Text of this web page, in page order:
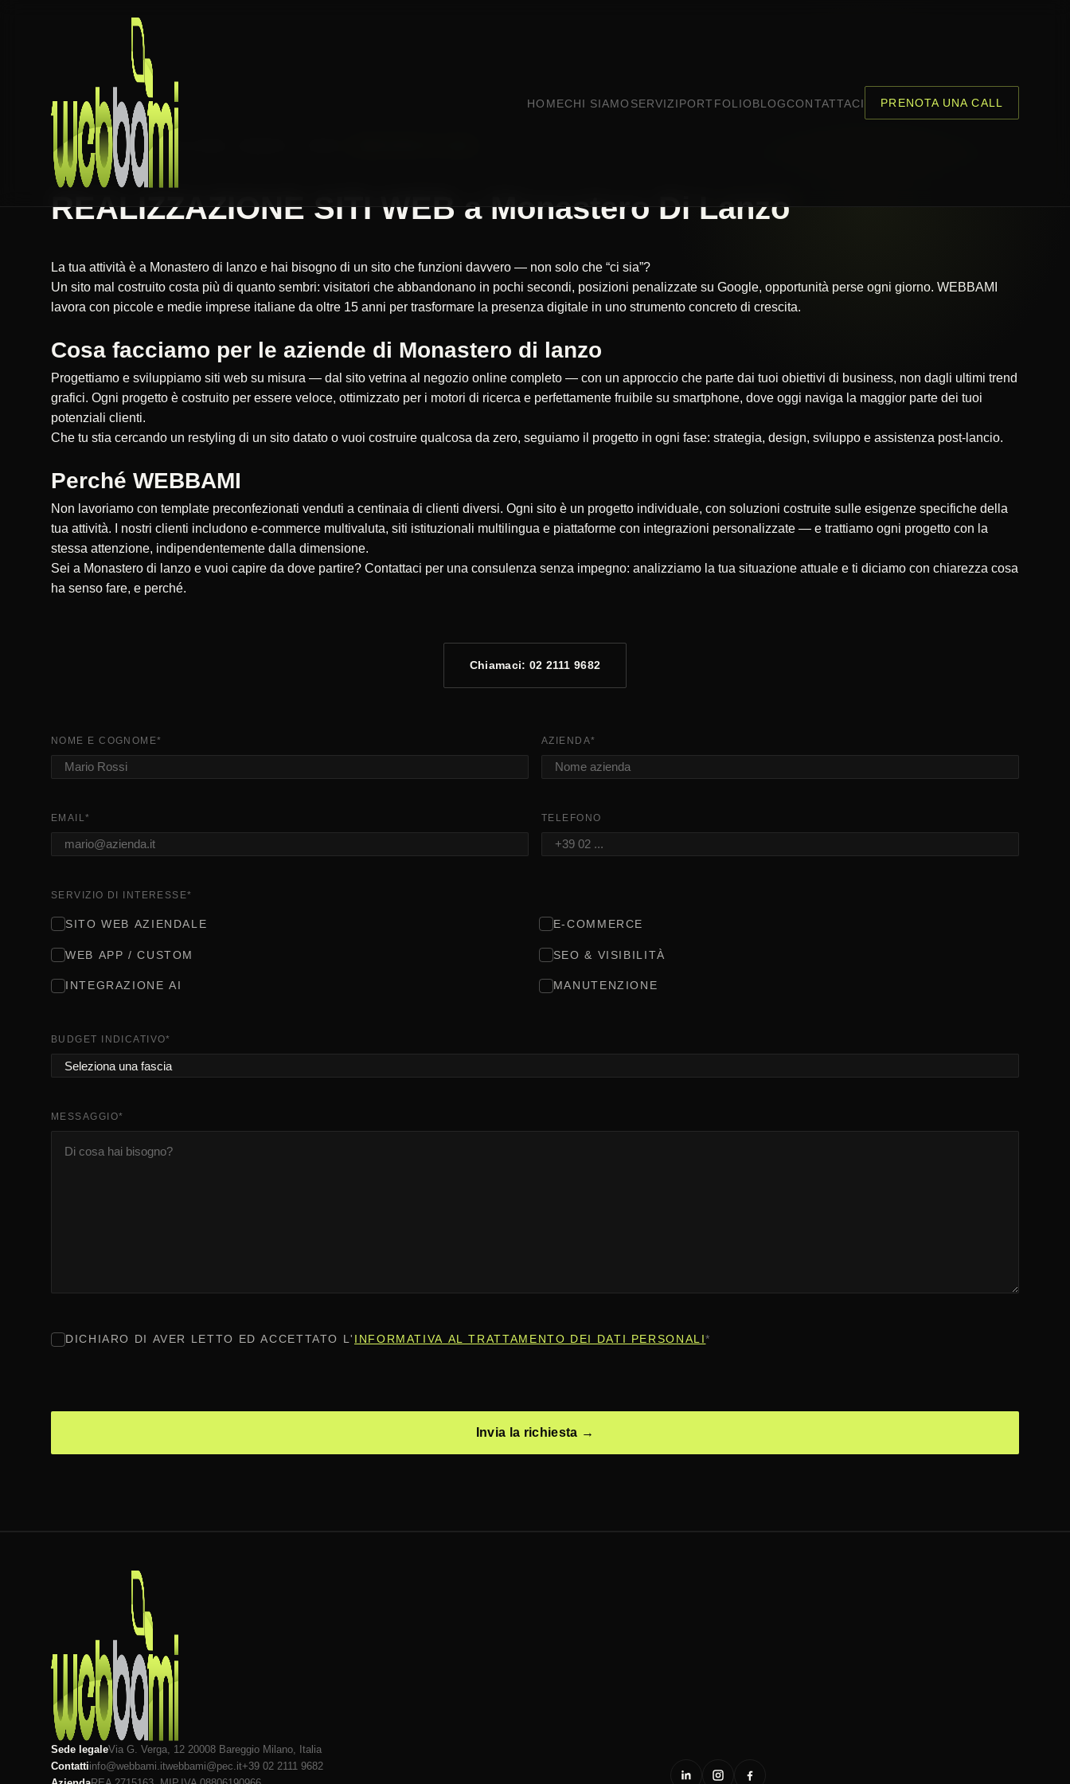
HOMECHI SIAMO SERVIZI PORTFOLIO BLOGCONTATTACI PRENOTA UNA CALL
HOME REALIZZAZIONE SITI WEB
REALIZZAZIONE SITI WEB a Monastero Di Lanzo
La tua attività è a Monastero di lanzo e hai bisogno di un sito che funzioni davvero — non solo che “ci sia”?
Un sito mal costruito costa più di quanto sembri: visitatori che abbandonano in pochi secondi, posizioni penalizzate su Google, opportunità perse ogni giorno. WEBBAMI
lavora con piccole e medie imprese italiane da oltre 15 anni per trasformare la presenza digitale in uno strumento concreto di crescita.
Cosa facciamo per le aziende di Monastero di lanzo
Progettiamo e sviluppiamo siti web su misura — dal sito vetrina al negozio online completo — con un approccio che parte dai tuoi obiettivi di business, non dagli ultimi trend
grafici. Ogni progetto è costruito per essere veloce, ottimizzato per i motori di ricerca e perfettamente fruibile su smartphone, dove oggi naviga la maggior parte dei tuoi
potenziali clienti.
Che tu stia cercando un restyling di un sito datato o vuoi costruire qualcosa da zero, seguiamo il progetto in ogni fase: strategia, design, sviluppo e assistenza post-lancio.
Perché WEBBAMI
Non lavoriamo con template preconfezionati venduti a centinaia di clienti diversi. Ogni sito è un progetto individuale, con soluzioni costruite sulle esigenze specifiche della
tua attività. I nostri clienti includono e-commerce multivaluta, siti istituzionali multilingua e piattaforme con integrazioni personalizzate — e trattiamo ogni progetto con la
stessa attenzione, indipendentemente dalla dimensione.
Sei a Monastero di lanzo e vuoi capire da dove partire? Contattaci per una consulenza senza impegno: analizziamo la tua situazione attuale e ti diciamo con chiarezza cosa
ha senso fare, e perché.
Chiamaci: 02 2111 9682
NOME E COGNOME* AZIENDA*
EMAIL* TELEFONO
SERVIZIO DI INTERESSE*
SITO WEB AZIENDALE E-COMMERCE
WEB APP / CUSTOM SEO & VISIBILITÀ
INTEGRAZIONE AI MANUTENZIONE
BUDGET INDICATIVO*
MESSAGGIO*
CONSENSO*
DICHIARO DI AVER LETTO ED ACCETTATO L' INFORMATIVA AL TRATTAMENTO DEI DATI PERSONALI*
Sede legaleVia G. Verga, 12 20008 Bareggio Milano , Italia
Contattiinfo@webbami.itwebbami@pec.it+39 02 2111 9682